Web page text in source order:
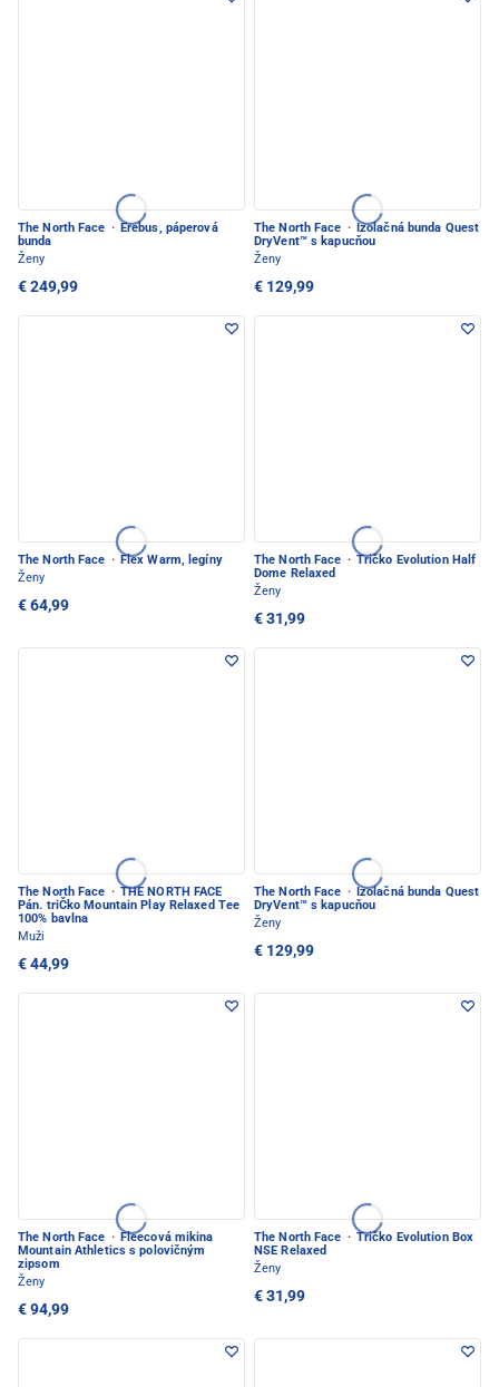
The North Face · Erebus, páperová
bunda
Ženy
€ 249,99
The North Face · Izolačná bunda Quest
DryVent™ s kapucňou
Ženy
€ 129,99
The North Face · Flex Warm, legíny
Ženy
€ 64,99
The North Face · Tričko Evolution Half
Dome Relaxed
Ženy
€ 31,99
The North Face · THE NORTH FACE
Pán. triČko Mountain Play Relaxed Tee
100% bavlna
Muži
€ 44,99
The North Face · Izolačná bunda Quest
DryVent™ s kapucňou
Ženy
€ 129,99
The North Face · Fleecová mikina
Mountain Athletics s polovičným
zipsom
Ženy
€ 94,99
The North Face · Tričko Evolution Box
NSE Relaxed
Ženy
€ 31,99